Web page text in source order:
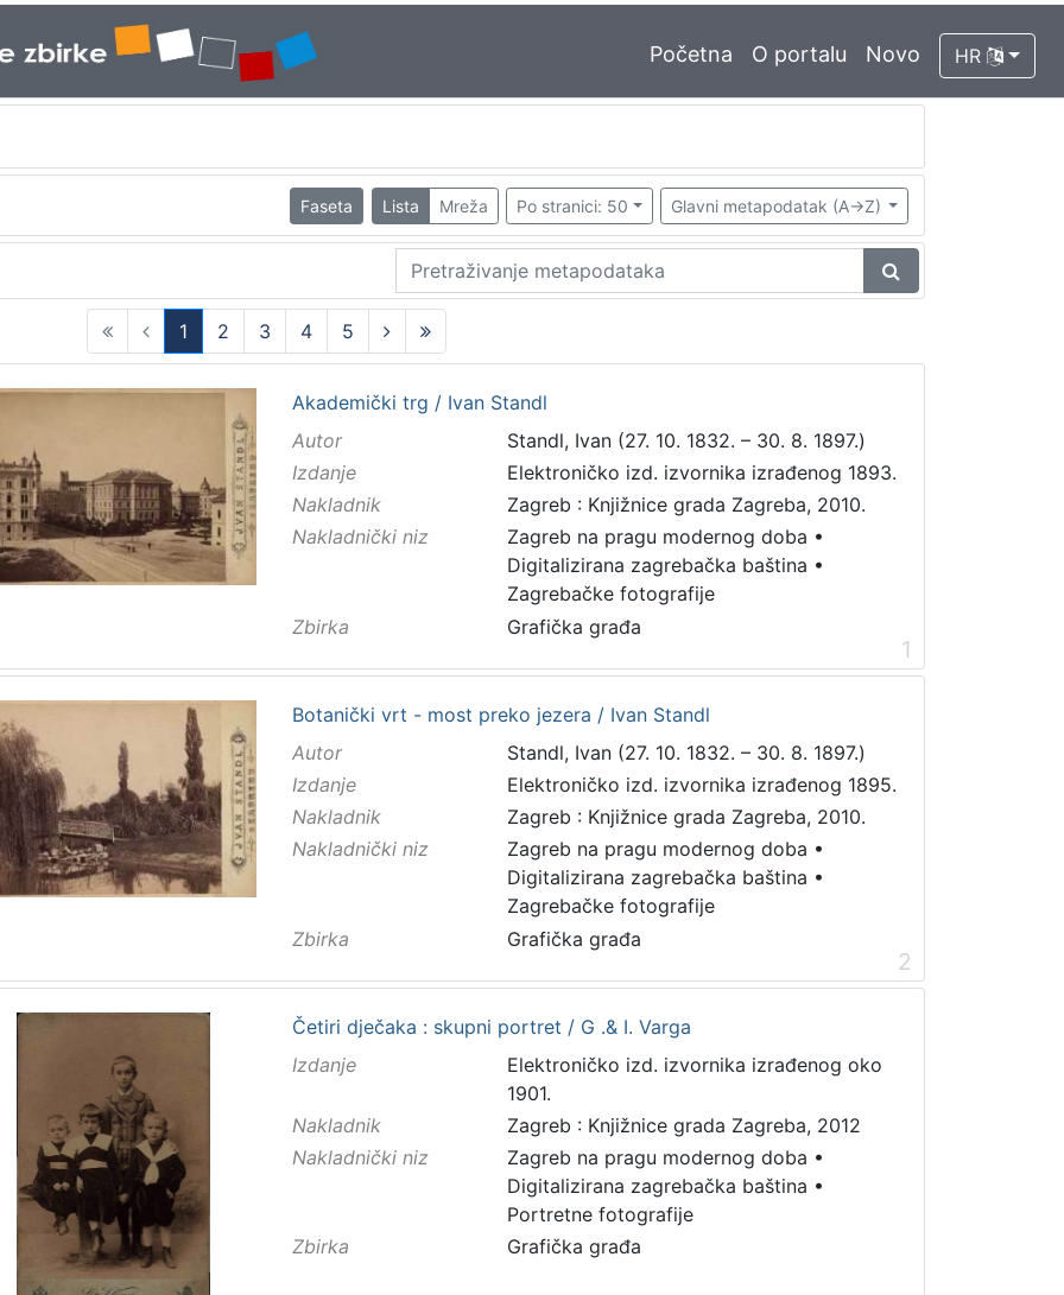
Početna O portalu Novo HR
Faseta Lista Mreža Po stranici: 50 Glavni metapodatak (A->Z)
1
(current)
2 3 4 5
Akademički trg / Ivan Standl
Autor
Standl, Ivan (27. 10. 1832. – 30. 8. 1897.)
Izdanje
Elektroničko izd. izvornika izrađenog 1893.
Nakladnik
Zagreb : Knjižnice grada Zagreba, 2010.
Nakladnički niz
Zagreb na pragu modernog doba •
Digitalizirana zagrebačka baština •
Zagrebačke fotografije
Zbirka
Grafička građa
1
Botanički vrt - most preko jezera / Ivan Standl
Autor
Standl, Ivan (27. 10. 1832. – 30. 8. 1897.)
Izdanje
Elektroničko izd. izvornika izrađenog 1895.
Nakladnik
Zagreb : Knjižnice grada Zagreba, 2010.
Nakladnički niz
Zagreb na pragu modernog doba •
Digitalizirana zagrebačka baština •
Zagrebačke fotografije
Zbirka
Grafička građa
2
Četiri dječaka : skupni portret / G .& I. Varga
Izdanje
Elektroničko izd. izvornika izrađenog oko
1901.
Nakladnik
Zagreb : Knjižnice grada Zagreba, 2012
Nakladnički niz
Zagreb na pragu modernog doba •
Digitalizirana zagrebačka baština •
Portretne fotografije
Zbirka
Grafička građa